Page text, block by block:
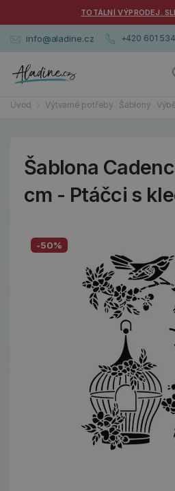
TOTÁLNÍ VÝPRODEJ.
info@aladine.cz +420 601
Úvod Výtvarné potřeby Šablony
Šablona
cm - Ptáčci s
-50%